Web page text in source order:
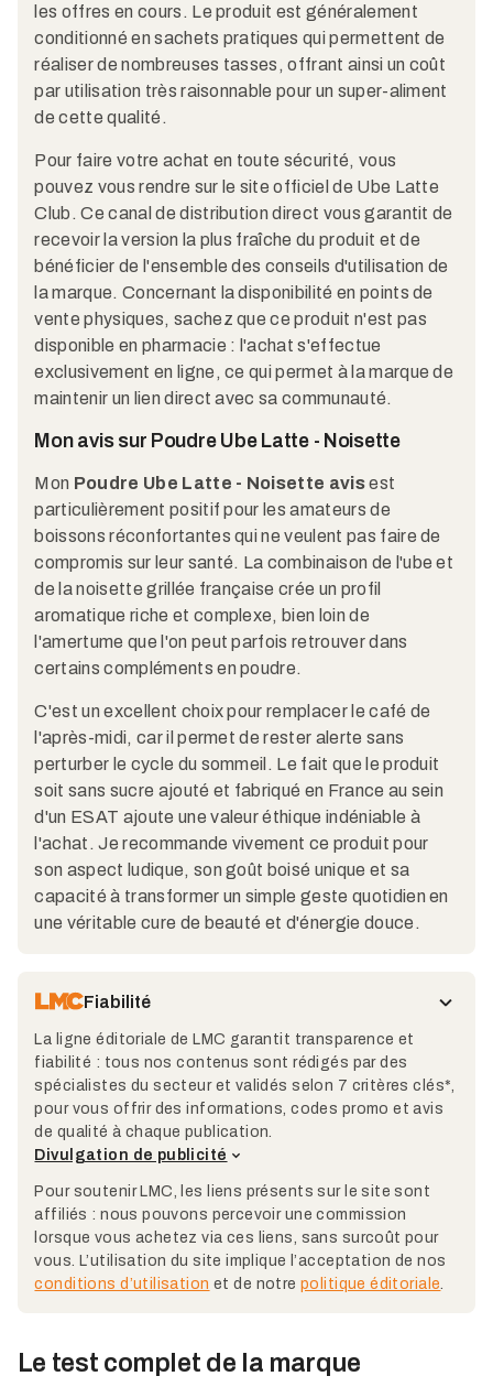
les offres en cours. Le produit est généralement
conditionné en sachets pratiques qui permettent de
réaliser de nombreuses tasses, offrant ainsi un coût
par utilisation très raisonnable pour un super-aliment
de cette qualité.
Pour faire votre achat en toute sécurité, vous
pouvez vous rendre sur le site officiel de Ube Latte
Club. Ce canal de distribution direct vous garantit de
recevoir la version la plus fraîche du produit et de
bénéficier de l'ensemble des conseils d'utilisation de
la marque. Concernant la disponibilité en points de
vente physiques, sachez que ce produit n'est pas
disponible en pharmacie : l'achat s'effectue
exclusivement en ligne, ce qui permet à la marque de
maintenir un lien direct avec sa communauté.
Mon avis sur Poudre Ube Latte - Noisette
Mon Poudre Ube Latte - Noisette avisest
particulièrement positif pour les amateurs de
boissons réconfortantes qui ne veulent pas faire de
compromis sur leur santé. La combinaison de l'ube et
de la noisette grillée française crée un profil
aromatique riche et complexe, bien loin de
l'amertume que l'on peut parfois retrouver dans
certains compléments en poudre.
C'est un excellent choix pour remplacer le café de
l'après-midi, car il permet de rester alerte sans
perturber le cycle du sommeil. Le fait que le produit
soit sans sucre ajouté et fabriqué en France au sein
d'un ESAT ajoute une valeur éthique indéniable à
l'achat. Je recommande vivement ce produit pour
son aspect ludique, son goût boisé unique et sa
capacité à transformer un simple geste quotidien en
une véritable cure de beauté et d'énergie douce.
Fiabilité
La ligne éditoriale de LMC garantit transparence et
fiabilité : tous nos contenus sont rédigés par des
spécialistes du secteur et validés selon 7 critères clés*,
pour vous offrir des informations, codes promo et avis
de qualité à chaque publication.
Divulgation de publicité
Pour soutenir LMC, les liens présents sur le site sont
affiliés : nous pouvons percevoir une commission
lorsque vous achetez via ces liens, sans surcoût pour
vous. L’utilisation du site implique l’acceptation de nos
conditions d’utilisation et de notrepolitique éditoriale
Le test complet de la marque